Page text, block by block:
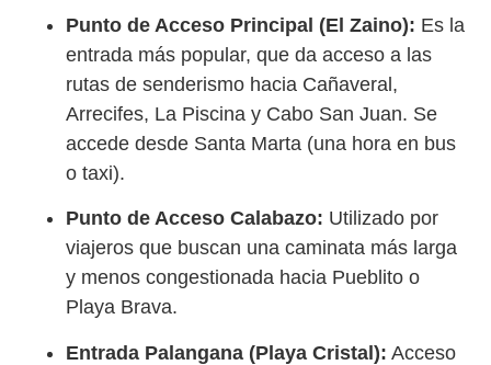
Punto de Acceso Principal (El Zaino): Es la
entrada más popular, que da acceso a las
rutas de senderismo hacia Cañaveral,
Arrecifes, La Piscina y Cabo San Juan. Se
accede desde Santa Marta (una hora en bus
o taxi).
Punto de Acceso Calabazo: Utilizado por
viajeros que buscan una caminata más larga
y menos congestionada hacia Pueblito o
Playa Brava.
Entrada Palangana (Playa Cristal): Acceso